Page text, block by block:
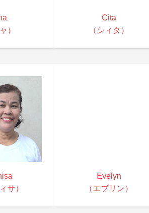
）
Cita
（シィタ）
サ）
Evelyn
（エブリン）